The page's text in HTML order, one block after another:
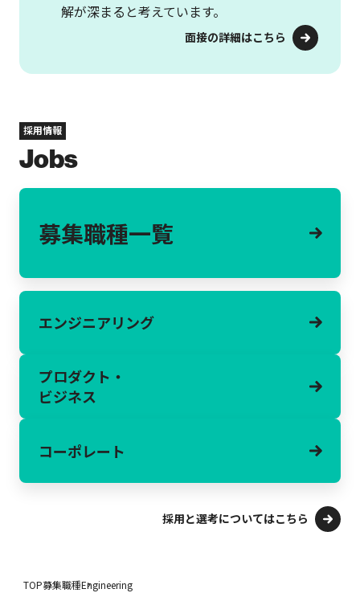
解が深まると考えています。
面接の詳細はこちら
採用情報
Jobs
募集職種一覧
エンジニアリング
プロダクト・
ビジネス
コーポレート
採用と選考についてはこちら
TOP募集職種Engineering